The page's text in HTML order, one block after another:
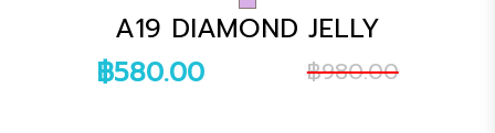
A19 DIAMOND JELLY
฿580.00
฿980.00